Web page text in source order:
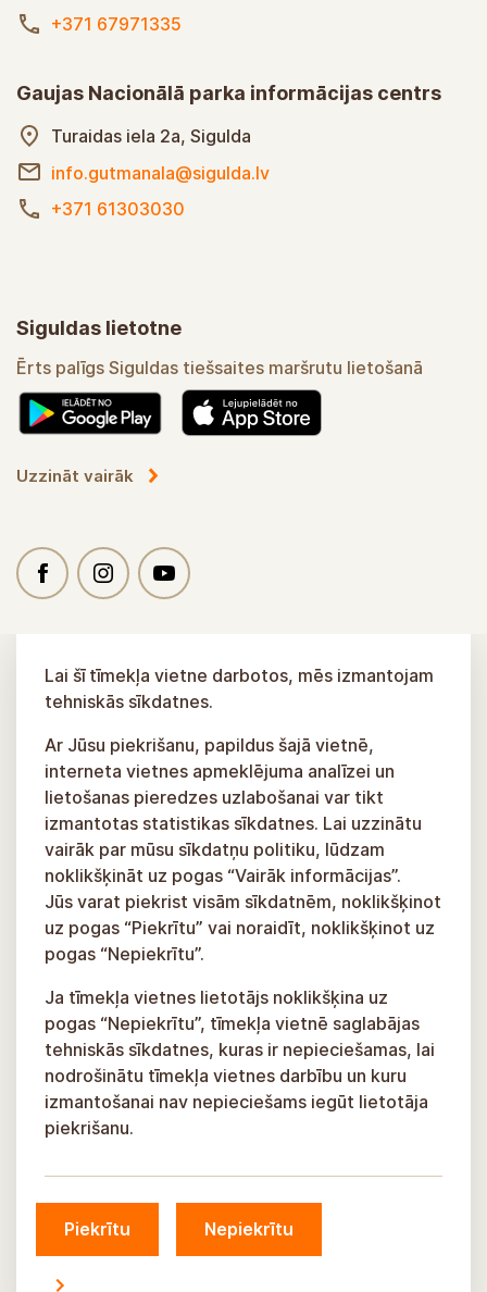
+371 67971335
Gaujas Nacionālā parka informācijas centrs
Turaidas iela 2a, Sigulda
info.gutmanala@sigulda.lv
+371 61303030
Siguldas lietotne
Ērts palīgs Siguldas tiešsaites maršrutu lietošanā
Uzzināt vairāk
Lai šī tīmekļa vietne darbotos, mēs izmantojam
tehniskās sīkdatnes.
Ar Jūsu piekrišanu, papildus šajā vietnē,
interneta vietnes apmeklējuma analīzei un
lietošanas pieredzes uzlabošanai var tikt
izmantotas statistikas sīkdatnes. Lai uzzinātu
vairāk par mūsu sīkdatņu politiku, lūdzam
noklikšķināt uz pogas “Vairāk informācijas”.
Jūs varat piekrist visām sīkdatnēm, noklikšķinot
uz pogas “Piekrītu” vai noraidīt, noklikšķinot uz
pogas “Nepiekrītu”.
Ja tīmekļa vietnes lietotājs noklikšķina uz
pogas “Nepiekrītu”, tīmekļa vietnē saglabājas
tehniskās sīkdatnes, kuras ir nepieciešamas, lai
nodrošinātu tīmekļa vietnes darbību un kuru
izmantošanai nav nepieciešams iegūt lietotāja
piekrišanu.
Piekrītu Nepiekrītu